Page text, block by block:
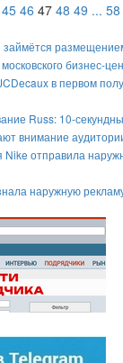
45 46 47 48 49 ... 58
займётся
бизнес-
в первом
Russ: 10-
внимание
Nike отправила
наружную